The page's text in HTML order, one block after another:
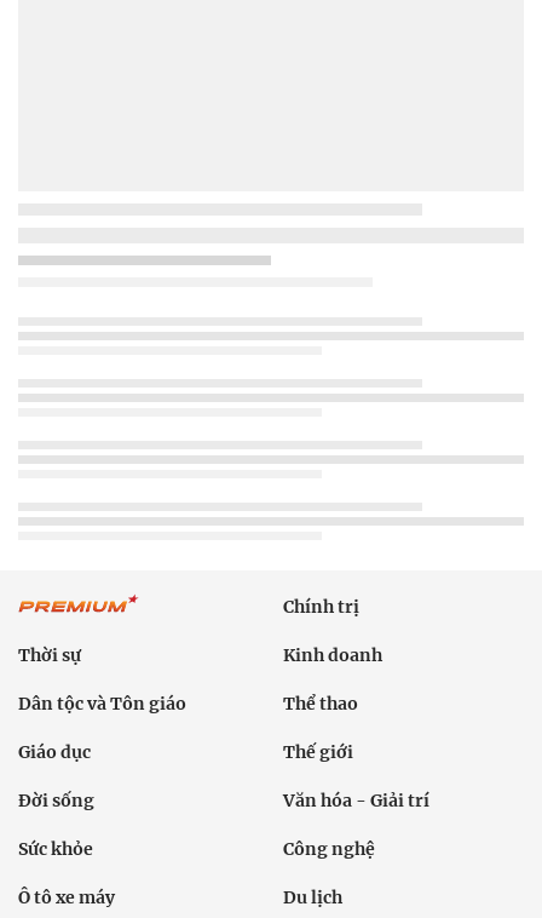
Chính trị
Thời sự Kinh doanh
Dân tộc và Tôn giáo Thể thao
Giáo dục Thế giới
Đời sống Văn hóa - Giải trí
Sức khỏe Công nghệ
Ô tô xe máy Du lịch